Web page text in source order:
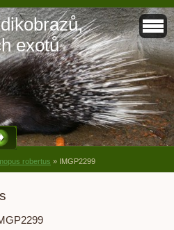
exotů
robertus » IMGP2299